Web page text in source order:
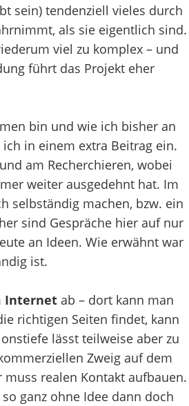
sein) tendenziell vieles durch
als sie eigentlich sind.
viel zu komplex – und
führt das Projekt eher
bin und wie ich bisher an
in einem extra Beitrag ein.
am Recherchieren, wobei
weiter ausgedehnt hat. Im
selbständig machen, bzw. ein
sind Gespräche hier auf nur
an Ideen. Wie erwähnt war
ist.
Internet ab – dort kann man
richtigen Seiten findet, kann
lässt teilweise aber zu
Zweig auf dem
realen Kontakt aufbauen.
ganz ohne Idee dann doch